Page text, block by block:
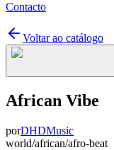
Contacto
Voltar ao catálogo
African Vibe
porDHDMusic
world/african/afro-beat